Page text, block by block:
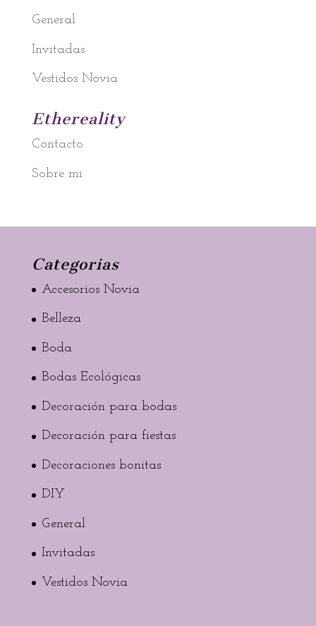
General
Invitadas
Vestidos Novia
Ethereality
Contacto
Sobre mi
Categorias
Accesorios Novia
Belleza
Boda
Bodas Ecológicas
Decoración para bodas
Decoración para fiestas
Decoraciones bonitas
DIY
General
Invitadas
Vestidos Novia